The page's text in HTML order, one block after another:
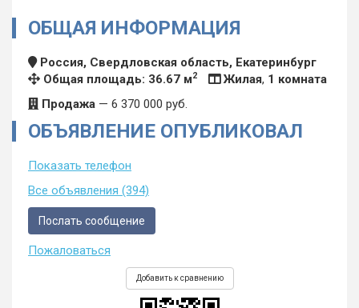
Тип комнат:
Раздельные
ОБЩАЯ ИНФОРМАЦИЯ
Россия, Свердловская область, Екатеринбург
Общая площадь: 36.67 м2 Жилая, 1 комната
Продажа — 6 370 000 руб.
ОБЪЯВЛЕНИЕ ОПУБЛИКОВАЛ
Показать телефон
Все объявления (394)
Послать сообщение
Пожаловаться
Добавить к сравнению